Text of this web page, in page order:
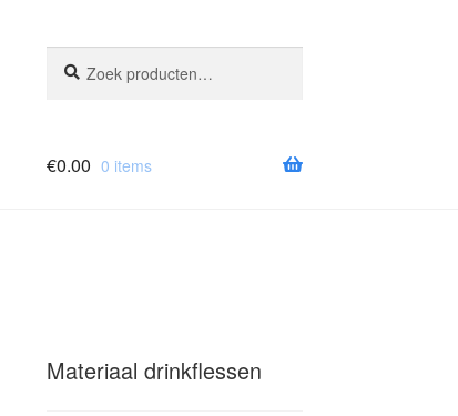
naar:
€0.00 0 items
Materiaal drinkflessen